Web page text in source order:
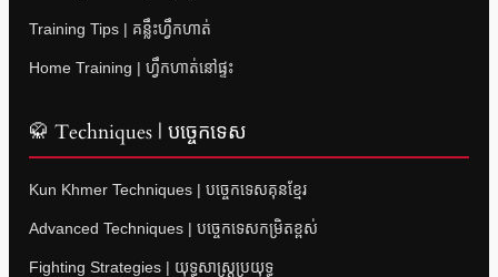
Training Tips | គន្លឹះហ្វឹកហាត់
Home Training | ហ្វឹកហាត់នៅផ្ទះ
🥋 Techniques | បច្ចេកទេស
Kun Khmer Techniques | បច្ចេកទេសគុនខ្មែរ
Advanced Techniques | បច្ចេកទេសកម្រិតខ្ពស់
Fighting Strategies | យុទ្ធសាស្ត្រប្រយុទ្ធ